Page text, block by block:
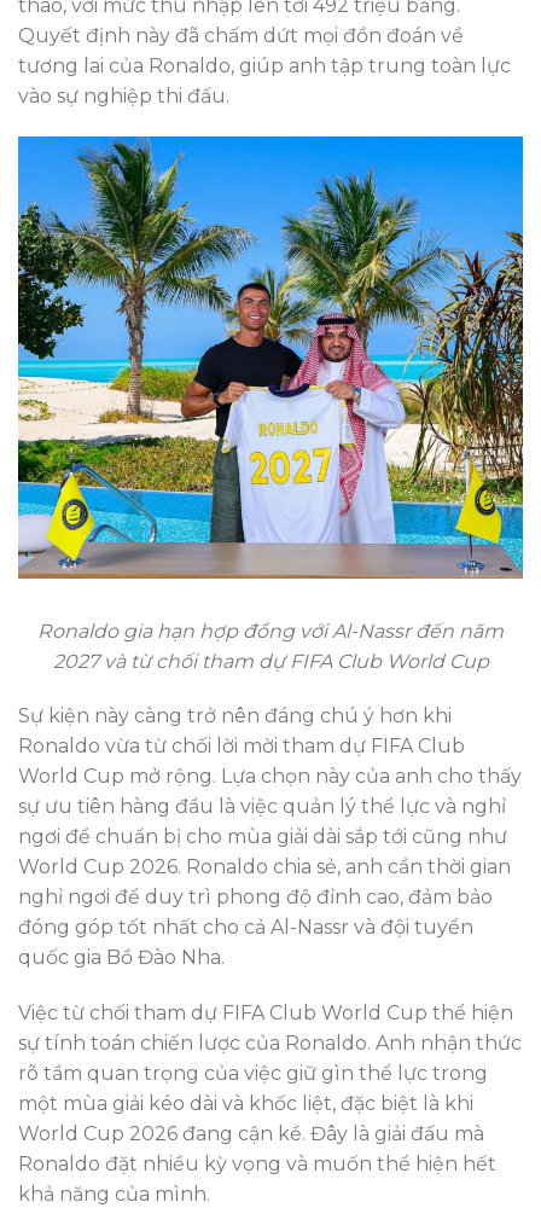
thao, với mức thu nhập lên tới 492 triệu bảng.
Quyết định này đã chấm dứt mọi đồn đoán về
tương lai của Ronaldo, giúp anh tập trung toàn lực
vào sự nghiệp thi đấu.
Ronaldo gia hạn hợp đồng với Al-Nassr đến năm
2027 và từ chối tham dự FIFA Club World Cup
Sự kiện này càng trở nên đáng chú ý hơn khi
Ronaldo vừa từ chối lời mời tham dự FIFA Club
World Cup mở rộng. Lựa chọn này của anh cho thấy
sự ưu tiên hàng đầu là việc quản lý thể lực và nghỉ
ngơi để chuẩn bị cho mùa giải dài sắp tới cũng như
World Cup 2026. Ronaldo chia sẻ, anh cần thời gian
nghỉ ngơi để duy trì phong độ đỉnh cao, đảm bảo
đóng góp tốt nhất cho cả Al-Nassr và đội tuyển
quốc gia Bồ Đào Nha.
Việc từ chối tham dự FIFA Club World Cup thể hiện
sự tính toán chiến lược của Ronaldo. Anh nhận thức
rõ tầm quan trọng của việc giữ gìn thể lực trong
một mùa giải kéo dài và khốc liệt, đặc biệt là khi
World Cup 2026 đang cận kề. Đây là giải đấu mà
Ronaldo đặt nhiều kỳ vọng và muốn thể hiện hết
khả năng của mình.